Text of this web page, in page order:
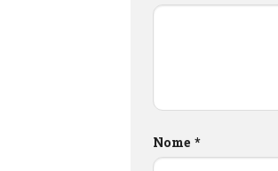
Nome *